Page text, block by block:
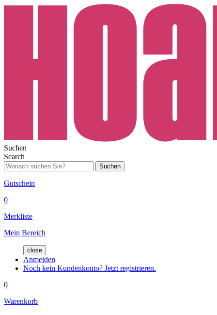
Suchen
Search
Suchen
Gutschein
0
Merkliste
Mein Bereich
close
Anmelden
Noch kein Kundenkonto? Jetzt registrieren.
0
Warenkorb